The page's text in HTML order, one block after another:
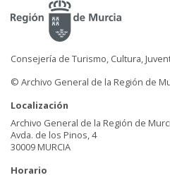
Consejería de Turismo, Cultura,
© Archivo General de la Región de
Localización
Archivo General de la Región de
Avda. de los Pinos, 4
30009 MURCIA
Horario